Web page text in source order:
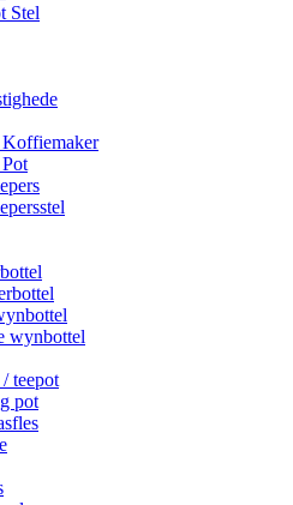
Stel
wynbottel
teepot
pot